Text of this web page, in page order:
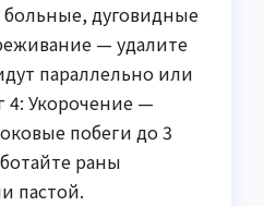
дуговидные
— удалите
параллельно или
4: Укорочение —
побеги до 3
раны
пастой.